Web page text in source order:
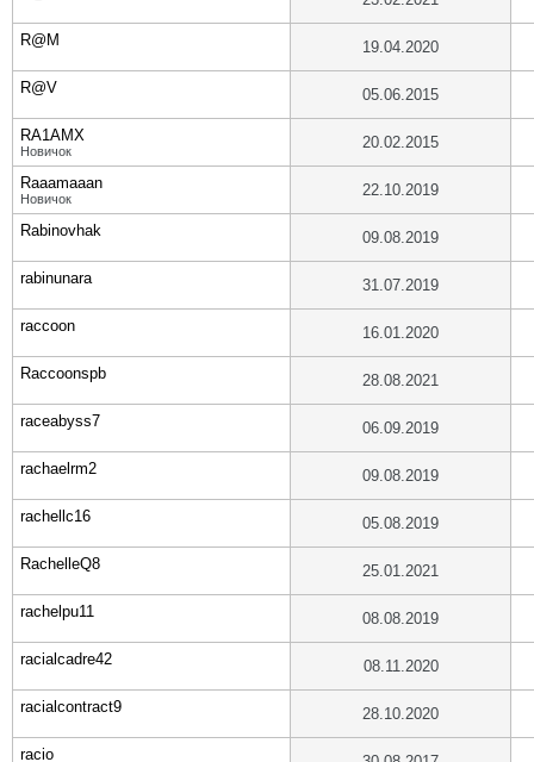
R@M 19.04.2020
R@V 05.06.2015
RA1AMX
Новичок 20.02.2015
Raaamaaan
Новичок 22.10.2019
Rabinovhak 09.08.2019
rabinunara 31.07.2019
raccoon 16.01.2020
Raccoonspb 28.08.2021
raceabyss7 06.09.2019
rachaelrm2 09.08.2019
rachellc16 05.08.2019
RachelleQ8 25.01.2021
rachelpu11 08.08.2019
racialcadre42 08.11.2020
racialcontract9 28.10.2020
racio